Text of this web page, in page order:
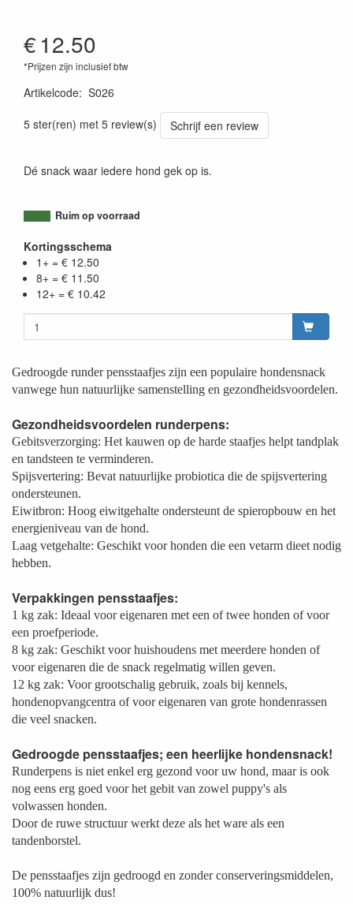
€12.50
*Prijzen zijn inclusief btw
Artikelcode: S026
5 ster(ren) met 5 review(s)
Schrijf een review
Dé snack waar iedere hond gek op is.
Ruim op voorraad
Kortingsschema
1+ = € 12.50
8+ = € 11.50
12+ = € 10.42
Gedroogde runder pensstaafjes zijn een populaire hondensnack
vanwege hun natuurlijke samenstelling en gezondheidsvoordelen.
Gezondheidsvoordelen runderpens:
Gebitsverzorging: Het kauwen op de harde staafjes helpt tandplak
en tandsteen te verminderen.
Spijsvertering: Bevat natuurlijke probiotica die de spijsvertering
ondersteunen.
Eiwitbron: Hoog eiwitgehalte ondersteunt de spieropbouw en het
energieniveau van de hond.
Laag vetgehalte: Geschikt voor honden die een vetarm dieet nodig
hebben.
Verpakkingen pensstaafjes:
1 kg zak: Ideaal voor eigenaren met een of twee honden of voor
een proefperiode.
8 kg zak: Geschikt voor huishoudens met meerdere honden of
voor eigenaren die de snack regelmatig willen geven.
12 kg zak: Voor grootschalig gebruik, zoals bij kennels,
hondenopvangcentra of voor eigenaren van grote hondenrassen
die veel snacken.
Gedroogde pensstaafjes; een heerlijke hondensnack!
Runderpens is niet enkel erg gezond voor uw hond, maar is ook
nog eens erg goed voor het gebit van zowel puppy's als
volwassen honden.
Door de ruwe structuur werkt deze als het ware als een
tandenborstel.
De pensstaafjes zijn gedroogd en zonder conserveringsmiddelen,
100% natuurlijk dus!